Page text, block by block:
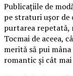
Publicațiile de
pe straturi ușor de
purtarea repetată,
Tocmai de aceea,
merită să pui
romantic și cât mai